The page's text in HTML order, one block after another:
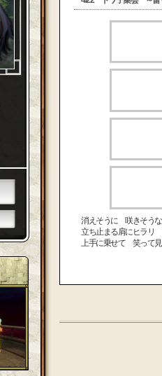
消えそうに 咲きそう
立ち止まる肩にヒラリ
上手に乗せて 笑って